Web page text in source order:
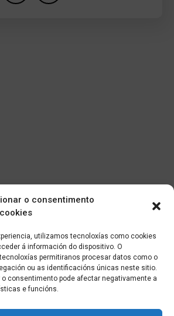
o consentimento
utilizamos tecnoloxías como cookies
á información do dispositivo. O
permitiranos procesar datos como o
ou as identificacións únicas neste sitio.
o consentimento pode afectar negativamente a
e funcións.